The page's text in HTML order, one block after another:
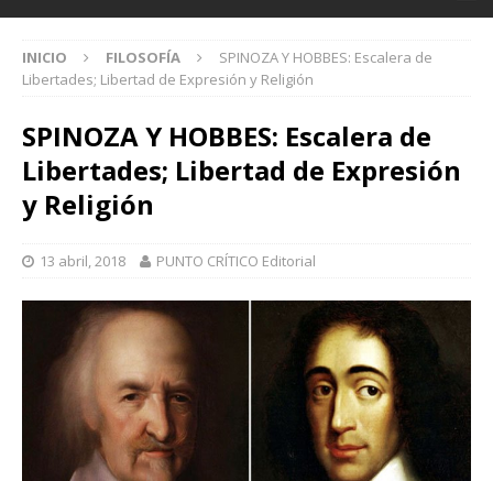
INICIO FILOSOFÍA
SPINOZA Y HOBBES: Escalera de
Libertades; Libertad de Expresión y Religión
SPINOZA Y HOBBES: Escalera de
Libertades; Libertad de Expresión
y Religión
13 abril, 2018 PUNTO CRÍTICO Editorial